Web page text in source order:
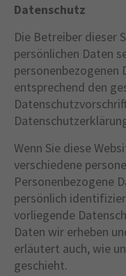
Datenschutz
Die Betreiber dieser
persönlichen Daten
personenbezogenen
entsprechend den
Wenn Sie diese
verschiedene
Personenbezogene
persönlich
vorliegende
Daten wir erheben
erläutert auch, wie
geschieht.